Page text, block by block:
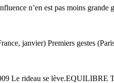
n’en est pas moins grande
janvier) Premiers gestes
Le rideau se lève.EQUILIBRE